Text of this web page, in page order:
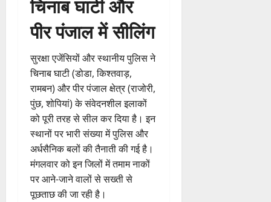
चिनाब घाटी और
पीर पंजाल में सीलिंग
सुरक्षा एजेंसियों और स्थानीय पुलिस ने
चिनाब घाटी (डोडा, किश्तवाड़,
रामबन) और पीर पंजाल क्षेत्र (राजोरी,
पुंछ, शोपियां) के संवेदनशील इलाकों
को पूरी तरह से सील कर दिया है। इन
स्थानों पर भारी संख्या में पुलिस और
अर्धसैनिक बलों की तैनाती की गई है।
मंगलवार को इन जिलों में तमाम नाकों
पर आने-जाने वालों से सख्ती से
पूछताछ की जा रही है।